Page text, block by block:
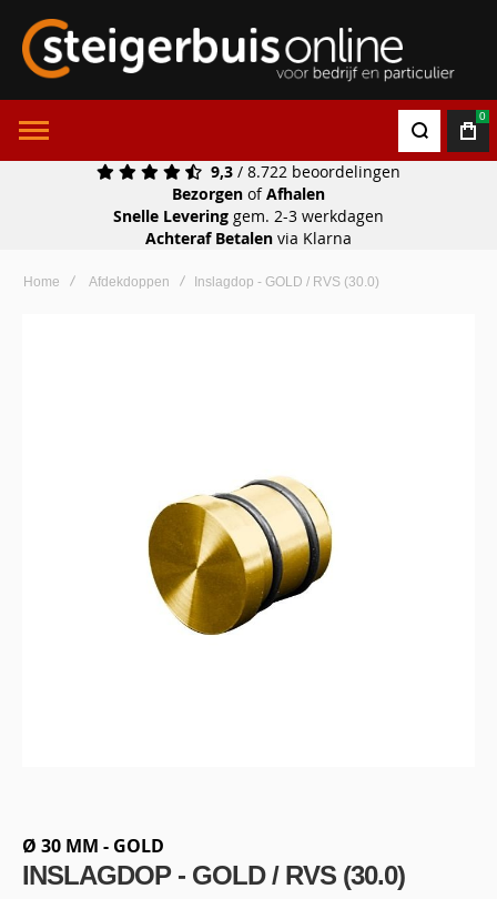
0
9,3 / 8.722 beoordelingen
Bezorgen ofAfhalen
Snelle Levering gem. 2-3 werkdagen
Achteraf Betalen via Klarna
Home Afdekdoppen Inslagdop - GOLD / RVS (30.0)
begin
van
de
Ø 30 MM - GOLD
INSLAGDOP - GOLD / RVS (30.0)